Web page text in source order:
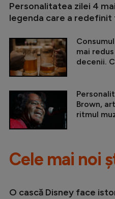
Personalitatea zilei 4
legenda care a
mai
decenii.
Brown,
ritmul
Cele mai noi
O cască Disney face